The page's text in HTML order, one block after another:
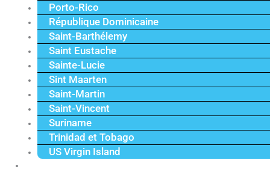
Porto-Rico
République Dominicaine
Saint-Barthélemy
Saint Eustache
Sainte-Lucie
Sint Maarten
Saint-Martin
Saint-Vincent
Suriname
Trinidad et Tobago
US Virgin Island